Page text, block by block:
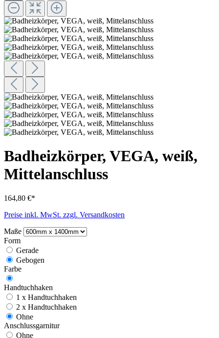
Badheizkörper, VEGA, weiß,
Mittelanschluss
164,80 €*
Preise inkl. MwSt. zzgl. Versandkosten
Maße
Form
Gerade
Gebogen
Farbe
Handtuchhaken
1 x Handtuchhaken
2 x Handtuchhaken
Ohne
Anschlussgarnitur
Ohne